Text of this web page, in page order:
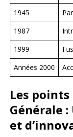
1945
1987
1999
Années 2000
Les
Générale
et